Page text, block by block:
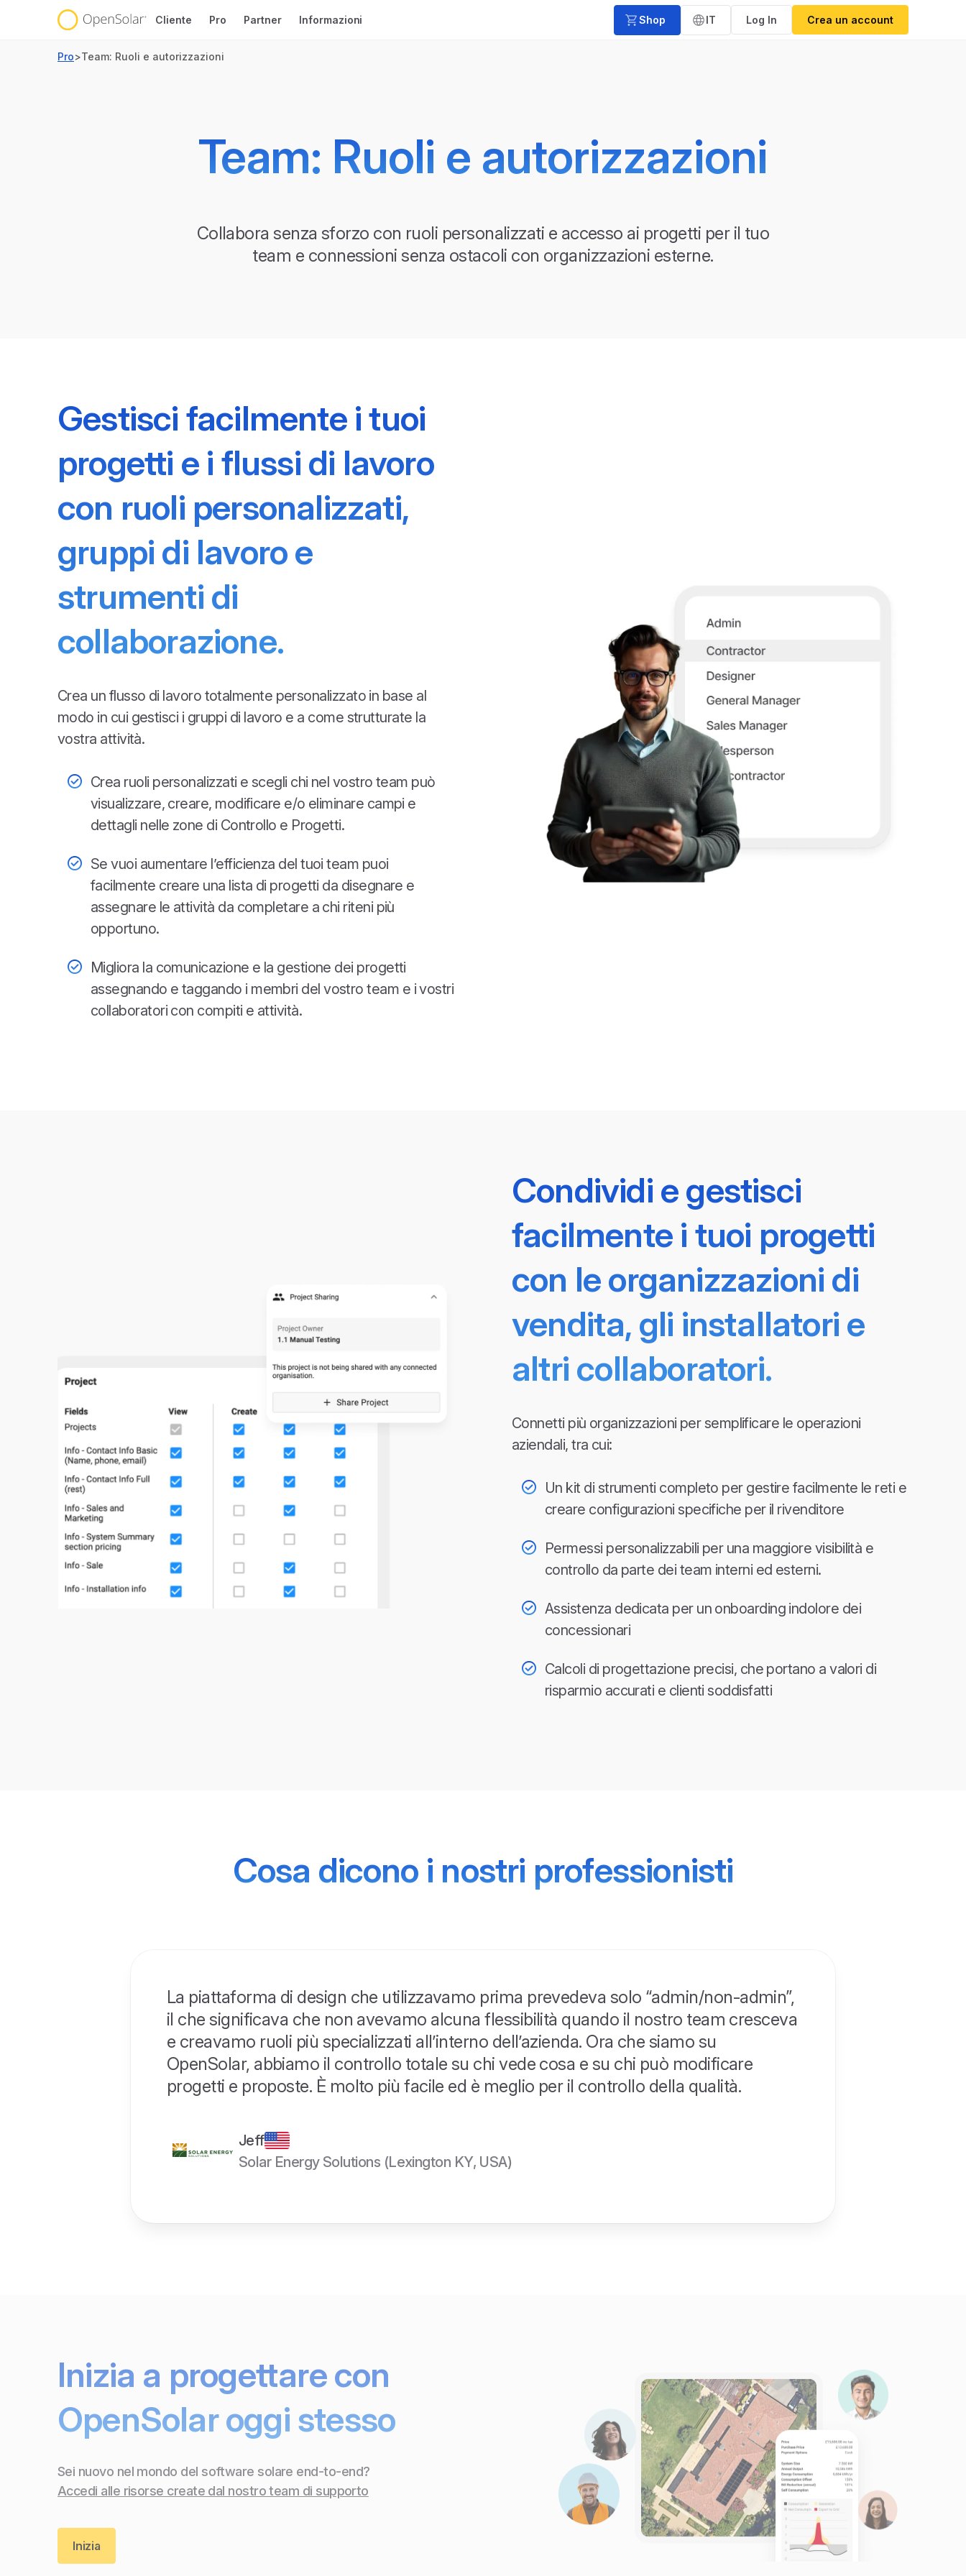
Cliente Pro Partner Informazioni Shop IT Log In Crea un account
Team: Ruoli e autorizzazioni
Collabora senza sforzo con ruoli personalizzati e accesso ai progetti per il tuo
team e connessioni senza ostacoli con organizzazioni esterne.
Pro>Team: Ruoli e autorizzazioni
Gestisci facilmente i tuoi
progetti e i flussi di lavoro
con ruoli personalizzati,
gruppi di lavoro e
strumenti di
collaborazione.
Crea un flusso di lavoro totalmente personalizzato in base al
modo in cui gestisci i gruppi di lavoro e a come strutturate la
vostra attività.
Crea ruoli personalizzati e scegli chi nel vostro team può
visualizzare, creare, modificare e/o eliminare campi e
dettagli nelle zone di Controllo e Progetti.
Se vuoi aumentare l’efficienza del tuoi team puoi
facilmente creare una lista di progetti da disegnare e
assegnare le attività da completare a chi riteni più
opportuno.
Migliora la comunicazione e la gestione dei progetti
assegnando e taggando i membri del vostro team e i vostri
collaboratori con compiti e attività.
Condividi e gestisci
facilmente i tuoi progetti
con le organizzazioni di
vendita, gli installatori e
altri collaboratori.
Connetti più organizzazioni per semplificare le operazioni
aziendali, tra cui:
Un kit di strumenti completo per gestire facilmente le reti e
creare configurazioni specifiche per il rivenditore
Permessi personalizzabili per una maggiore visibilità e
controllo da parte dei team interni ed esterni.
Assistenza dedicata per un onboarding indolore dei
concessionari
Calcoli di progettazione precisi, che portano a valori di
risparmio accurati e clienti soddisfatti
Cosa dicono i nostri professionisti
La piattaforma di design che utilizzavamo prima prevedeva solo “admin/non-admin”,
il che significava che non avevamo alcuna flessibilità quando il nostro team cresceva
e creavamo ruoli più specializzati all’interno dell’azienda. Ora che siamo su
OpenSolar, abbiamo il controllo totale su chi vede cosa e su chi può modificare
progetti e proposte. È molto più facile ed è meglio per il controllo della qualità.
Jeff
Solar Energy Solutions (Lexington KY, USA)
Inizia a progettare con
OpenSolar oggi stesso
Sei nuovo nel mondo del software solare end-to-end?
Accedi alle risorse create dal nostro team di supporto
Inizia